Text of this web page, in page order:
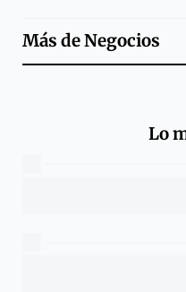
Más deNegocios
Lo